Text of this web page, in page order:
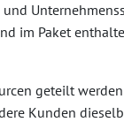
im Paket
geteilt werden
Kunden